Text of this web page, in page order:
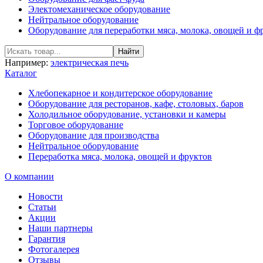
Электомеханическое оборудование
Нейтральное оборудование
Оборудование для переработки мяса, молока, овощей и
Например: электрическая печь
Каталог
Хлебопекарное и кондитерское оборудование
Оборудование для ресторанов, кафе, столовых, баров
Холодильное оборудование, установки и камеры
Торговое оборудование
Оборудование для производства
Нейтральное оборудование
Переработка мяса, молока, овощей и фруктов
О компании
Новости
Статьи
Акции
Наши партнеры
Гарантия
Фотогалерея
Отзывы